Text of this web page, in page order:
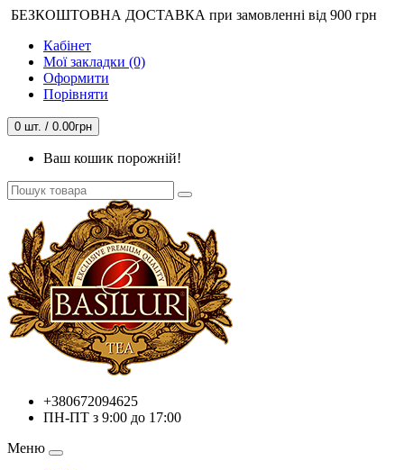
БЕЗКОШТОВНА ДОСТАВКА при замовленні від 900 грн
Кабінет
Мої закладки (0)
Оформити
Порівняти
0 шт. / 0.00грн
Ваш кошик порожній!
+380672094625
ПН-ПТ з 9:00 до 17:00
Меню